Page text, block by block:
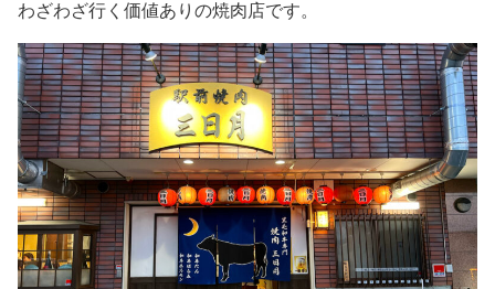
わざわざ行く価値ありの焼肉店です。